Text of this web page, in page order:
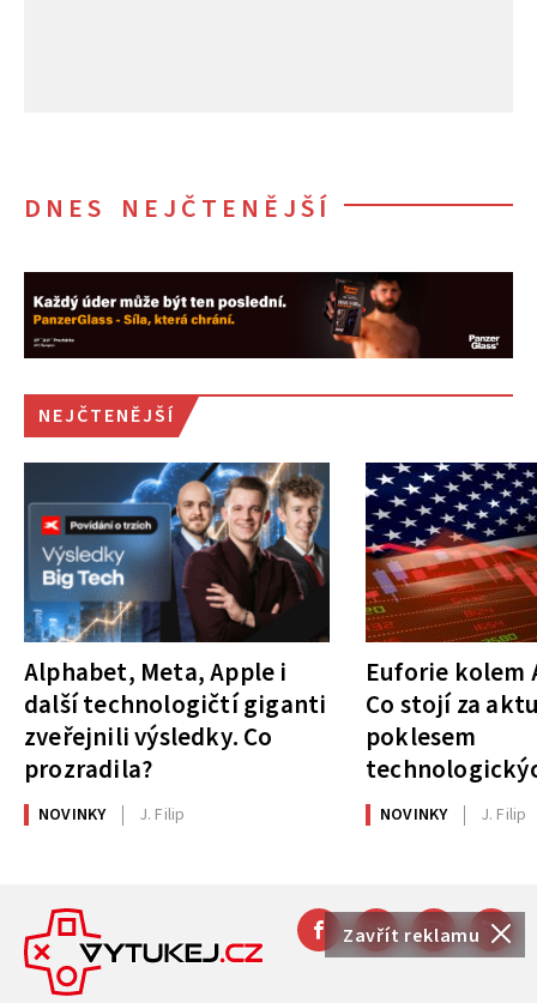
Zavřít reklamu
DNES NEJČTENĚJŠÍ
NEJČTENĚJŠÍ
Alphabet, Meta, Apple i
další technologičtí giganti
zveřejnili výsledky. Co
prozradila?
NOVINKY J. Filip
Euforie kolem
Co stojí za
poklesem
NOVINKY J. Filip